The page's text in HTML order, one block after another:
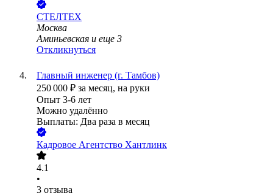
СТЕЛТЕХ
Москва
Аминьевская и еще 3
Откликнуться
Главный инженер (г. Тамбов)
250 000 ₽ за месяц, на руки
Опыт 3-6 лет
Можно удалённо
Выплаты: Два раза в месяц
Кадровое Агентство Хантлинк
4.1
•
3 отзыва